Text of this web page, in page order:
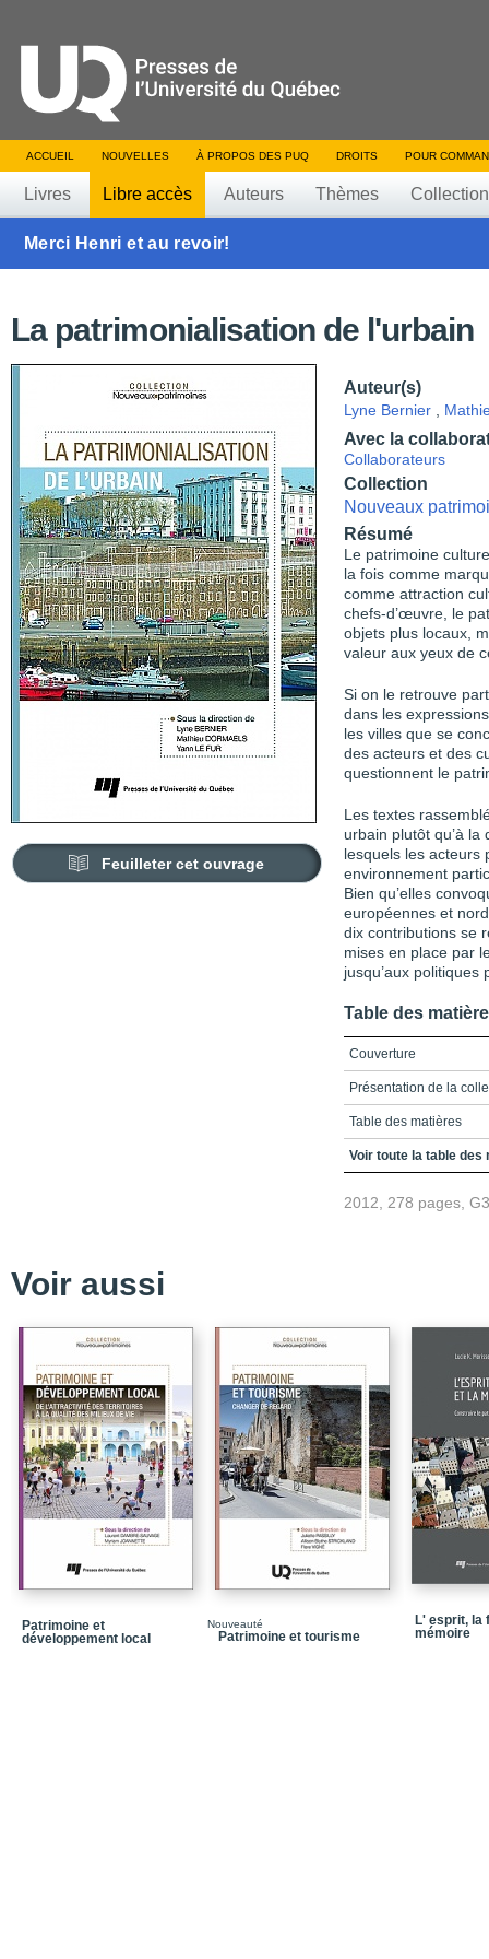
ACCUEIL NOUVELLES À PROPOS DES PUQ DROITS POUR
Livres Libre accès Auteurs Thèmes
Merci Henri et au revoir!
La patrimonialisation de l'urbain
Feuilleter cet ouvrage
Auteur(s)
Lyne Bernier
Avec la
Collaborateurs
Collection
Nouveaux
Résumé
Le patrimoine
la fois comme
comme attraction
chefs-d’œuvre, le
objets plus locaux,
valeur aux yeux de
Si on le retrouve
dans les
les villes que se
des acteurs et des
questionnent le
Les textes
urbain plutôt qu’à la
lesquels les acteurs
environnement
Bien qu’elles
européennes et
dix contributions se
mises en place par
jusqu’aux politiques
Table des
Couverture
Présentation de la
Table des matières
Introduction
du Chili
Les animitas en tant
imprévue
Polyvalence des
holographique
Image « en vie » de la
Animitas comme
Conclusion
Lecture plurielle des
Voir toute la table des
2012, 278 pages,
Voir aussi
Patrimoine et
développement local
Nouveauté
Patrimoine et tourisme
L' esprit, la
mémoire